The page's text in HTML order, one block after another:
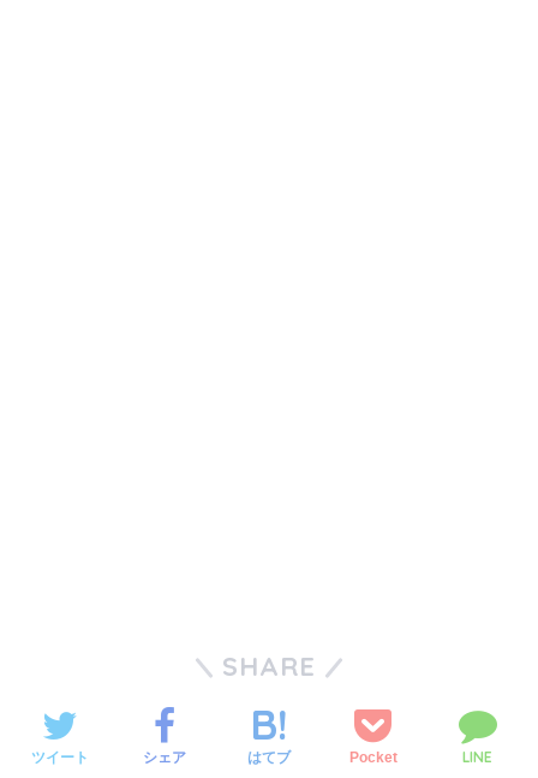
SHARE
ツイート シェア はてブ Pocket LINE